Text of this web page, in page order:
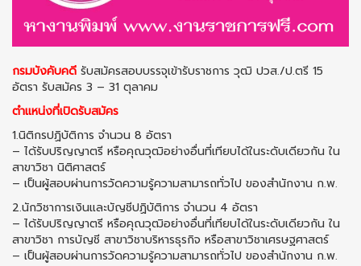
กรมบังคับคดี รับสมัครสอบบรรจุเข้ารับราชการ วุฒิ ปวส./ป.ตรี 15
อัตรา รับสมัคร 3 – 31 ตุลาคม
ตำแหน่งที่เปิดรับสมัคร
1.นิติกรปฏิบัติการ จำนวน 8 อัตรา
– ได้รับปริญญาตรี หรือคุณวุฒิอย่างอื่นที่เทียบได้ในระดับเดียวกัน ใน
สาขาวิชา นิติศาสตร์
– เป็นผู้สอบผ่านการวัดความรู้ความสามารถทั่วไป ของสํานักงาน ก.พ.
2.นักวิชาการเงินและบัญชีปฏิบัติการ จำนวน 4 อัตรา
– ได้รับปริญญาตรี หรือคุณวุฒิอย่างอื่นที่เทียบได้ในระดับเดียวกัน ใน
สาขาวิชา การบัญชี สาขาวิชาบริหารธุรกิจ หรือสาขาวิชาเศรษฐศาสตร์
– เป็นผู้สอบผ่านการวัดความรู้ความสามารถทั่วไป ของสํานักงาน ก.พ.